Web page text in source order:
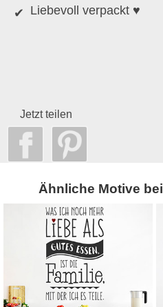
Liebevoll verpackt ♥
Jetzt teilen
Ähnliche Motive